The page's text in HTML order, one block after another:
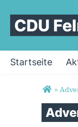
CDU
Startseite
Sie
»